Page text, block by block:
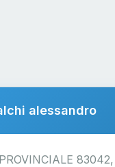
alessandro
83042,